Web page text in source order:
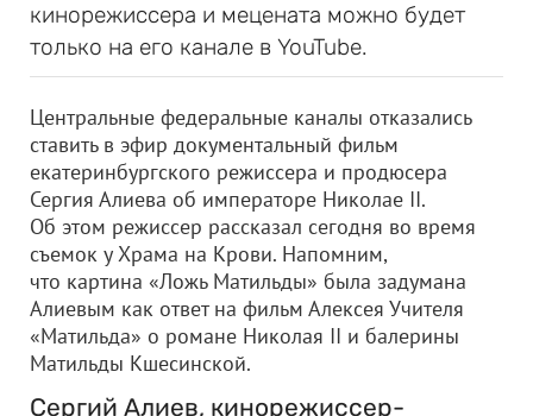
кинорежиссера и мецената можно будет
только на его канале в YouTube.
Центральные федеральные каналы отказались
ставить в эфир документальный фильм
екатеринбургского режиссера и продюсера
Сергия Алиева об императоре Николае II.
Об этом режиссер рассказал сегодня во время
съемок у Храма на Крови. Напомним,
что картина «Ложь Матильды» была задумана
Алиевым как ответ на фильм Алексея Учителя
«Матильда» о романе Николая II и балерины
Матильды Кшесинской.
Сергий Алиев, кинорежиссер-